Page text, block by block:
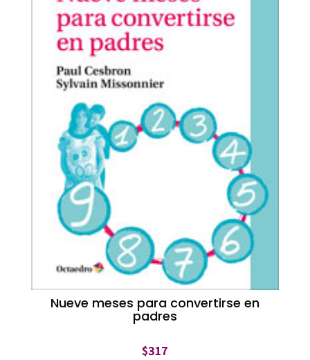
Nueve meses para convertirse en
padres
$317